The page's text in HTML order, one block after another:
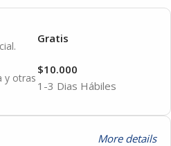
Gratis
y otras
1-3 Dias Hábiles
$10.000
More details